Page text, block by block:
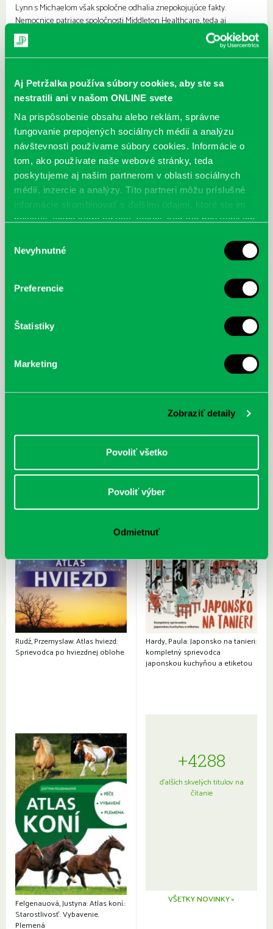
Aj Petržalka používa súbory cookies, aby ste sa
nestratili ani v našom ONLINE svete
Na prispôsobenie obsahu alebo reklám, správne
fungovanie prepojených sociálnych médií a analýzu
návštevnosti používame súbory cookies. Informácie o
tom, ako používate naše webové stránky, teda
poskytujeme aj našim partnerom v oblasti sociálnych
médií, inzercie a analýzy. Títo partneri môžu príslušné
informácie skombinovať s ďalšími údajmi, ktoré ste im
poskytli, alebo ktoré od vás získali, keď ste používali ich
súhlasu
Nevyhnutné
Preferencie
Štatistiky
Marketing
Zobraziť detaily
Povoliť všetko
Povoliť výber
Odmietnuť
Lynn s Michaelom však spoločne odhalia znepokojujúce fakty.
Nemocnice patriace spoločnosti Middleton Healthcare, teda aj
Masonov-Dixonov medicínsky komplex, majú zlé štatistiky týkajúce sa
nevysvetliteľných anestetických komplikácií a viacerým pacientom po
prijatí do nemocnice diagnostikujú vážnu smrteľnú chorobu.
Keď sa Lynn a Michaelovi začnú vyhrážať, vedia, že narazili na niečo
väčšie, ako pôvodne predpokladali. Čoskoro sa rozpútajú zúfalé preteky
sily stojace za spoločnosťou Middleton Healthcare a ich partnerom
Sidereal Pharmaceuticals raz a navždy zničia.
Prvá biografia najväčšieho
Rudź, Przemyslaw: Atlas hviezd:
Sprievodca po hviezdnej oblohe
Hardy, Paula: Japonsko na tanieri:
kompletný sprievodca
japonskou kuchyňou a etiketou
Felgenauová, Justyna: Atlas koní.:
Starostlivosť. Vybavenie.
Plemená
+4288
ďalších skvelých titulov na
čítanie
VŠETKY NOVINKY »